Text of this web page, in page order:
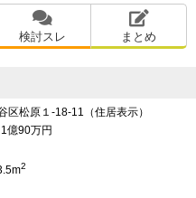
検討スレ まとめ
区松原１-18-11（住居表示）
億90万円
2